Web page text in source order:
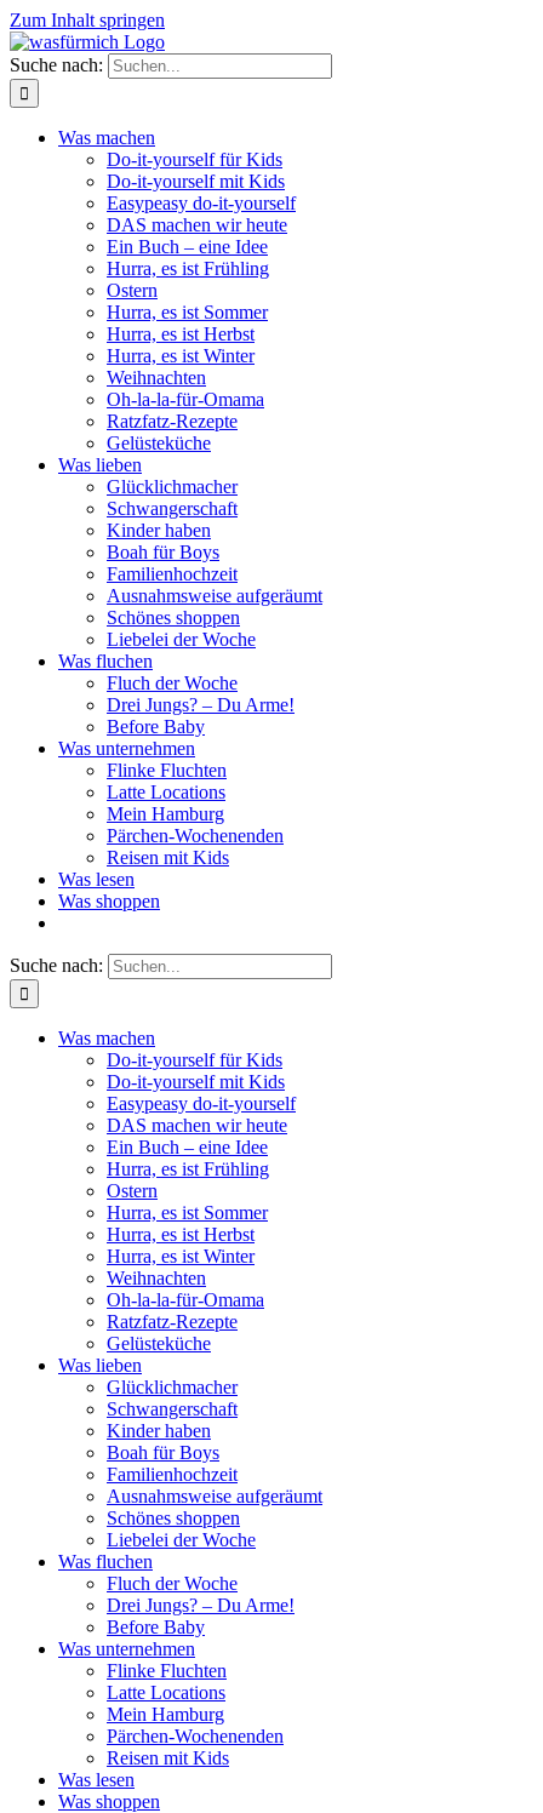
Zum Inhalt springen
Suche nach:
Was machen
Do-it-yourself für Kids
Do-it-yourself mit Kids
Easypeasy do-it-yourself
DAS machen wir heute
Ein Buch – eine Idee
Hurra, es ist Frühling
Ostern
Hurra, es ist Sommer
Hurra, es ist Herbst
Hurra, es ist Winter
Weihnachten
Oh-la-la-für-Omama
Ratzfatz-Rezepte
Gelüsteküche
Was lieben
Glücklichmacher
Schwangerschaft
Kinder haben
Boah für Boys
Familienhochzeit
Ausnahmsweise aufgeräumt
Schönes shoppen
Liebelei der Woche
Was fluchen
Fluch der Woche
Drei Jungs? – Du Arme!
Before Baby
Was unternehmen
Flinke Fluchten
Latte Locations
Mein Hamburg
Pärchen-Wochenenden
Reisen mit Kids
Was lesen
Was shoppen
Suche nach:
Was machen
Do-it-yourself für Kids
Do-it-yourself mit Kids
Easypeasy do-it-yourself
DAS machen wir heute
Ein Buch – eine Idee
Hurra, es ist Frühling
Ostern
Hurra, es ist Sommer
Hurra, es ist Herbst
Hurra, es ist Winter
Weihnachten
Oh-la-la-für-Omama
Ratzfatz-Rezepte
Gelüsteküche
Was lieben
Glücklichmacher
Schwangerschaft
Kinder haben
Boah für Boys
Familienhochzeit
Ausnahmsweise aufgeräumt
Schönes shoppen
Liebelei der Woche
Was fluchen
Fluch der Woche
Drei Jungs? – Du Arme!
Before Baby
Was unternehmen
Flinke Fluchten
Latte Locations
Mein Hamburg
Pärchen-Wochenenden
Reisen mit Kids
Was lesen
Was shoppen